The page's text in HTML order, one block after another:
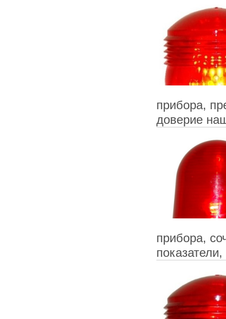
прибора,
доверие
прибора,